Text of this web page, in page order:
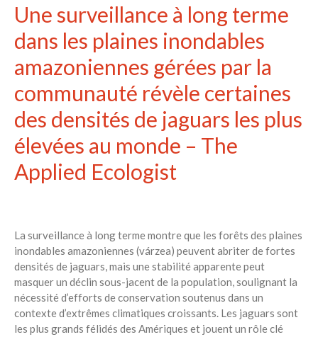
Une surveillance à long terme
dans les plaines inondables
amazoniennes gérées par la
communauté révèle certaines
des densités de jaguars les plus
élevées au monde – The
Applied Ecologist
La surveillance à long terme montre que les forêts des plaines
inondables amazoniennes (várzea) peuvent abriter de fortes
densités de jaguars, mais une stabilité apparente peut
masquer un déclin sous-jacent de la population, soulignant la
nécessité d’efforts de conservation soutenus dans un
contexte d’extrêmes climatiques croissants. Les jaguars sont
les plus grands félidés des Amériques et jouent un rôle clé